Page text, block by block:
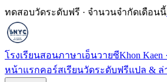
ทดสอบวัดระดับฟรี · จำนวนจำกัดเดือนนี้
โรงเรียนสอนภาษาเอ็นวายซีKhon Kaen
หน้าแรกคอร์สเรียนวัดระดับฟรีแปล & ล่